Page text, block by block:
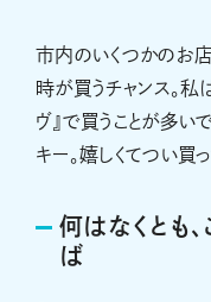
市内のいくつかのお
時が買うチャンス。私
ヴ』で買うことが多い
キー。嬉しくてつい買
何はなくとも
ば